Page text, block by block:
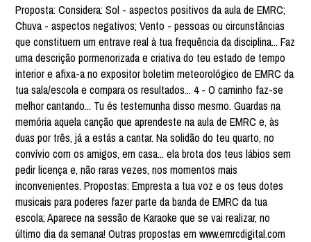
Proposta: Considera: Sol - aspectos positivos da aula de EMRC;
Chuva - aspectos negativos; Vento - pessoas ou circunstâncias
que constituem um entrave real à tua frequência da disciplina... Faz
uma descrição pormenorizada e criativa do teu estado de tempo
interior e afixa-a no expositor boletim meteorológico de EMRC da
tua sala/escola e compara os resultados... 4 - O caminho faz-se
melhor cantando... Tu és testemunha disso mesmo. Guardas na
memória aquela canção que aprendeste na aula de EMRC e, às
duas por três, já a estás a cantar. Na solidão do teu quarto, no
convívio com os amigos, em casa... ela brota dos teus lábios sem
pedir licença e, não raras vezes, nos momentos mais
inconvenientes. Propostas: Empresta a tua voz e os teus dotes
musicais para poderes fazer parte da banda de EMRC da tua
escola; Aparece na sessão de Karaoke que se vai realizar, no
último dia da semana! Outras propostas em www.emrcdigital.com